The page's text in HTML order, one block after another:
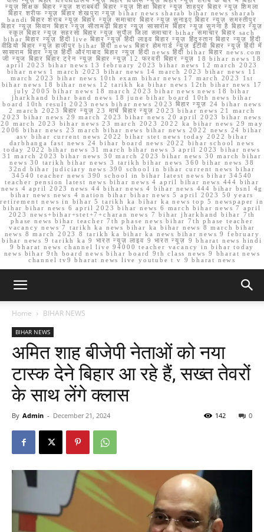
न्यूज़ शिक्षक बिहार न्यूज़ शराबबंदी बिहार न्यूज़ शिक्षा बिहार न्यूज़ शाहपुर बिहार न्यूज़ शिमला
बिहार शरीफ न्यूज़ बिहार शेखपुरा न्यूज़ bihar news sharab bihar news sharab
bandi बिहार शराब न्यूज़ बिहार न्यूज़ समाचार बिहार न्यूज़ सुनाइए बिहार न्यूज़ समस्तीपुर
बिहार न्यूज़ सिवान बिहार न्यूज़ सीतामढ़ी बिहार न्यूज़ सासाराम बिहार न्यूज़ सुनना है बिहार न्यूज़
स्कूल बिहार न्यूज़ सहरसा बिहार न्यूज़ सुपौल जिला समाचार bihar समाचार बिहार sach
bihar बिहार न्यूज़ हिंदी live बिहार न्यूज़ हिंदी लाइव बिहार न्यूज़ हिंदुस्तान बिहार न्यूज़ हिंदी
वीडियो बिहार न्यूज़ हाजीपुर bihar हिंदी news बिहार होमगार्ड न्यूज़ ईटीवी बिहार न्यूज़ हिंदी में
सासाराम बिहार न्यूज़ हिंदी औरंगाबाद बिहार न्यूज़ हिंदी news हिंदी bihar बिहार news.com
जी न्यूज बिहार बिहार ट्रेन न्यूज़ बिहार न्यूज़ 12 फरवरी बिहार न्यूज़ 18 bihar news 18
april 2023 bihar news 13 february 2023 bihar news 12 march 2023
bihar news 1 march 2023 bihar news 14 march 2023 bihar news 11
march 2023 bihar news 10th exam bihar news 17 march 2023 1st
bihar news 18 bihar news 12 tarikh ka bihar news 12th bihar news 17
july 2005 bihar news 18 march 2023 bihar news news 18 bihar
jharkhand bihar band news 18 june bihar board 10th news bihar
board 10th result 2023 news bihar news 2023 बिहार न्यूज़ 24 bihar news
2 march 2023 बिहार न्यूज़ 23 मार्च बिहार न्यूज़ 2023 bihar news 21 march
2023 bihar news 29 march 2023 bihar news 20 april 2023 bihar news
20 march 2023 bihar news 23 march 2023 2022 ka bihar news 29 may
2006 bihar news 23 march bihar news bihar news 2022 news 24 bihar
asv bihar current news 2022 bihar stet news today 2022 bihar
darbhanga fast news 24 bihar board news 2022 bihar school news
today 2022 bihar news 31 march bihar news 3 april 2023 bihar news
31 march 2023 bihar news 30 march 2023 bihar news 30 march bihar
news 30 tarikh bihar news 3 tarikh bihar news 360 bihar news 38
32nd bihar judiciary news 390 school in bihar current news bihar
34540 teacher news 390 school in bihar latest news bihar 34540
teacher pension latest news bihar news 4 april bihar news 444 bihar
news 4 april 2023 news 44 bihar news 4 bihar news 444 bihar bsnl 4g
bihar news news 4 nation bihar bihar news 5 april 2023 50 years
retirement news in bihar 5 tarikh ka bihar ka news top 5 newspaper in
bihar bihar news 6 april 2023 bihar news 6 march bihar news 7 april
2023 news+bihar+stet+7+charan news 7 bihar jharkhand bihar 7th
phase news bihar teacher 7th phase news bihar 7th phase teacher
vacancy news 7 tarikh ka news bihar ka bihar news 8 march bihar
news 8 march 2023 8 tarikh ka bihar ka news bihar news 9 february
bihar news 9 tarikh ka 9 भारत न्यूज़ लाइव 9 भारत न्यूज़ 9 bharat news hindi
9 bharat news channel live 94000 teacher vacancy in bihar today
news bihar 9th board news bihar board 9th class news 9 bharat news
channel tv9 bharat news live youtube t v 9 bharat news
Home BIHAR NEWS
BIHAR NEWS
अमित शाह बीजेपी नेताओं को नया
टास्क देने बिहार आ रहे हैं, सख्त तेवरों
के साथ लेंगे क्लास
By Admin - December 21, 2024 0
142